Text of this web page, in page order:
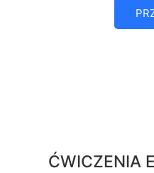
ĆWICZENIA